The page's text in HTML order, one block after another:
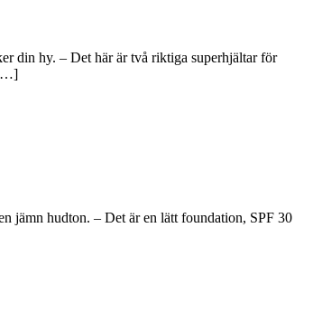
din hy. – Det här är två riktiga superhjältar för
[…]
jämn hudton. – Det är en lätt foundation, SPF 30